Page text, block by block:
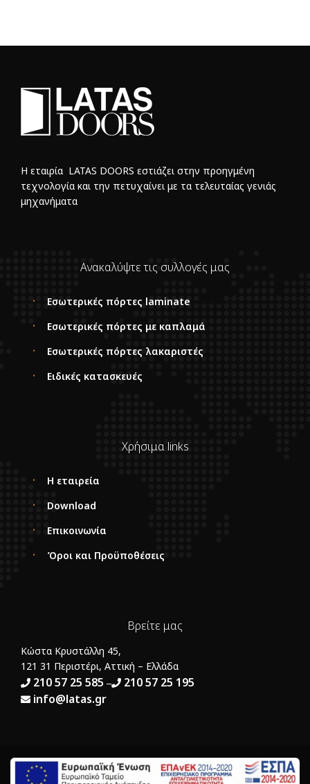
Η εταιρία LATAS DOORS εστιάζει στην προηγμένη
τεχνολογία και την πετυχαίνει με τα τελευταίας γενιάς
μηχανήματα
Ανακαλύψτε τις συλλογές μας
Εσωτερικές πόρτες laminate
Εσωτερικές πόρτες με καπλαμά
Εσωτερικές πόρτες λακαριστές
Ειδικές κατασκευές
Χρήσιμα links
Η εταιρεία
Download
Επικοινωνία
Όροι και Προϋποθέσεις
Βρείτε μας
Κώστα Κρυστάλλη 45,
121 31 Περιστέρι, Αττική – Ελλάδα
210 57 25 585 –
210 57 25 195
info@latas.gr
© Copyright 2023 Latas Doors | Designed byExactADV
, Powered by